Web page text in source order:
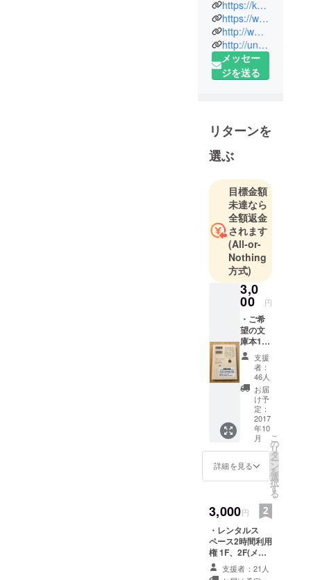
杉並区・富
士見ケ丘に
て佳日そろ
ばん教室
(https://t.co/
EKzoYI6iKV)
す。 PB
100m10秒
83、走高跳
跳7m10。
学ぶことの
楽しさ、成
長すること
の喜びを得
られる場づ
くりを。
そんな教育
を軸に生き
ていくと決
めていま
す。
http://kajitsu-
ff.com/archiv
es/24641530
.html
Free Wi-Fi＆
充電、飲食
まれ、自習
室があり、
講座可能な
イベントス
ペース、そ
https://kajitsu-ff.com/
https://www.jfc.go.jp/n/finance/sougyou/case/kajitsu-soroban/
http://www.suginamigaku.org/2017/05/takahashi-yoshiro.html
http://uniques-magazine.com/2018/10/05/interview/
メッセー
ジを送る
リターンを
選ぶ
目標金額
未達なら
全額返金
されます
(All-or-
Nothing
方式)
3,0
00 円
・ご希
望の文
庫本1冊
をお名
前＋一
言つき
で蔵書
とさせ
ていた
だきま
す ・
オープ
ン〜
10/31(
火)期
間、図
用なん
どでも
利用可
・サン
クス
メール
・佳日
支援
者：
46人
お届
け予
定：
2017
年10
月
詳細を見る
こ
の
リ
タ
ー
ン
を
選
択
す
る
3,000円
・レンタルス
ペース2時間利用
権 1F、2F(メイ
ンフロア)、
3F(かめきちの部
支援者：21人